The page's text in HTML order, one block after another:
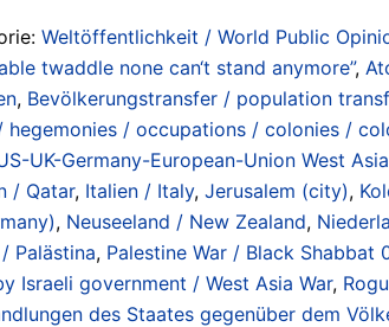
Weltöffentlichkeit / World Public
twaddle none can‘t stand anymore”,
, Bevölkerungstransfer / population
hegemonies / occupations / colonies /
UK-Germany-European-Union West
/ Qatar, Italien / Italy, Jerusalem (city),
, Neuseeland / New Zealand,
Palästina, Palestine War / Black
Israeli government / West Asia War,
des Staates gegenüber dem